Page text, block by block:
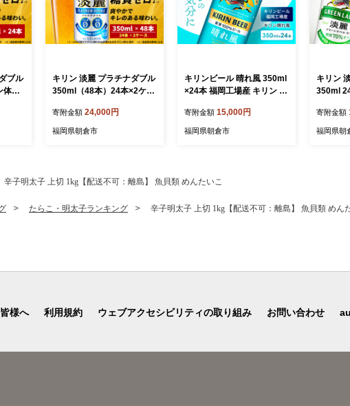
ブル
体ゼ
ア
ン
キリン 淡麗 プラチナダブル
350ml（48本）24本×2ケー
場産 ビール キリンビール
お酒 アルコール 酵母 抑制
寄附金額 24,000円
福岡県朝倉市
キリンビール 晴れ風 350ml
×24本 福岡工場産 キリン ビ
寄附金額 15,000円
福岡県朝倉市
キリン
350ml
ビール
フト 内
寄附金額
福岡県朝
辛子明太子 上切 1kg【配送不可：離島】 魚貝類 めんたいこ
たらこ・明太子ランキング 辛子明太子 上切 1kg【配送不可：離島】 魚貝類 めん
様へ 利用規約 ウェブアクセシビリティの取り組み お問い合わせ